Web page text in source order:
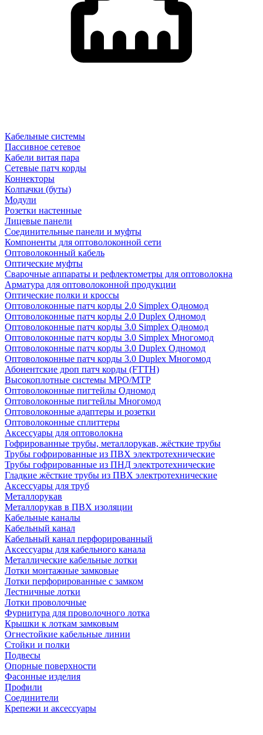
Кабельные системы
Пассивное сетевое
Кабели витая пара
Сетевые патч корды
Коннекторы
Колпачки (буты)
Модули
Розетки настенные
Лицевые панели
Соединительные панели и муфты
Компоненты для оптоволоконной сети
Оптоволоконный кабель
Оптические муфты
Сварочные аппараты и рефлектометры для оптоволокна
Арматура для оптоволоконной продукции
Оптические полки и кроссы
Оптоволоконные патч корды 2.0 Simplex Одномод
Оптоволоконные патч корды 2.0 Duplex Одномод
Оптоволоконные патч корды 3.0 Simplex Одномод
Оптоволоконные патч корды 3.0 Simplex Многомод
Оптоволоконные патч корды 3.0 Duplex Одномод
Оптоволоконные патч корды 3.0 Duplex Многомод
Абонентские дроп патч корды (FTTH)
Высокоплотные системы MPO/MTP
Оптоволоконные пигтейлы Одномод
Оптоволоконные пигтейлы Многомод
Оптоволоконные адаптеры и розетки
Оптоволоконные сплиттеры
Аксессуары для оптоволокна
Гофрированные трубы, металлорукав, жёсткие трубы
Трубы гофрированные из ПВХ электротехнические
Трубы гофрированные из ПНД электротехнические
Гладкие жёсткие трубы из ПВХ электротехнические
Аксессуары для труб
Металлорукав
Металлорукав в ПВХ изоляции
Кабельные каналы
Кабельный канал
Кабельный канал перфорированный
Аксессуары для кабельного канала
Металлические кабельные лотки
Лотки монтажные замковые
Лотки перфорированные с замком
Лестничные лотки
Лотки проволочные
Фурнитура для проволочного лотка
Крышки к лоткам замковым
Огнестойкие кабельные линии
Стойки и полки
Подвесы
Опорные поверхности
Фасонные изделия
Профили
Соединители
Крепежи и аксессуары